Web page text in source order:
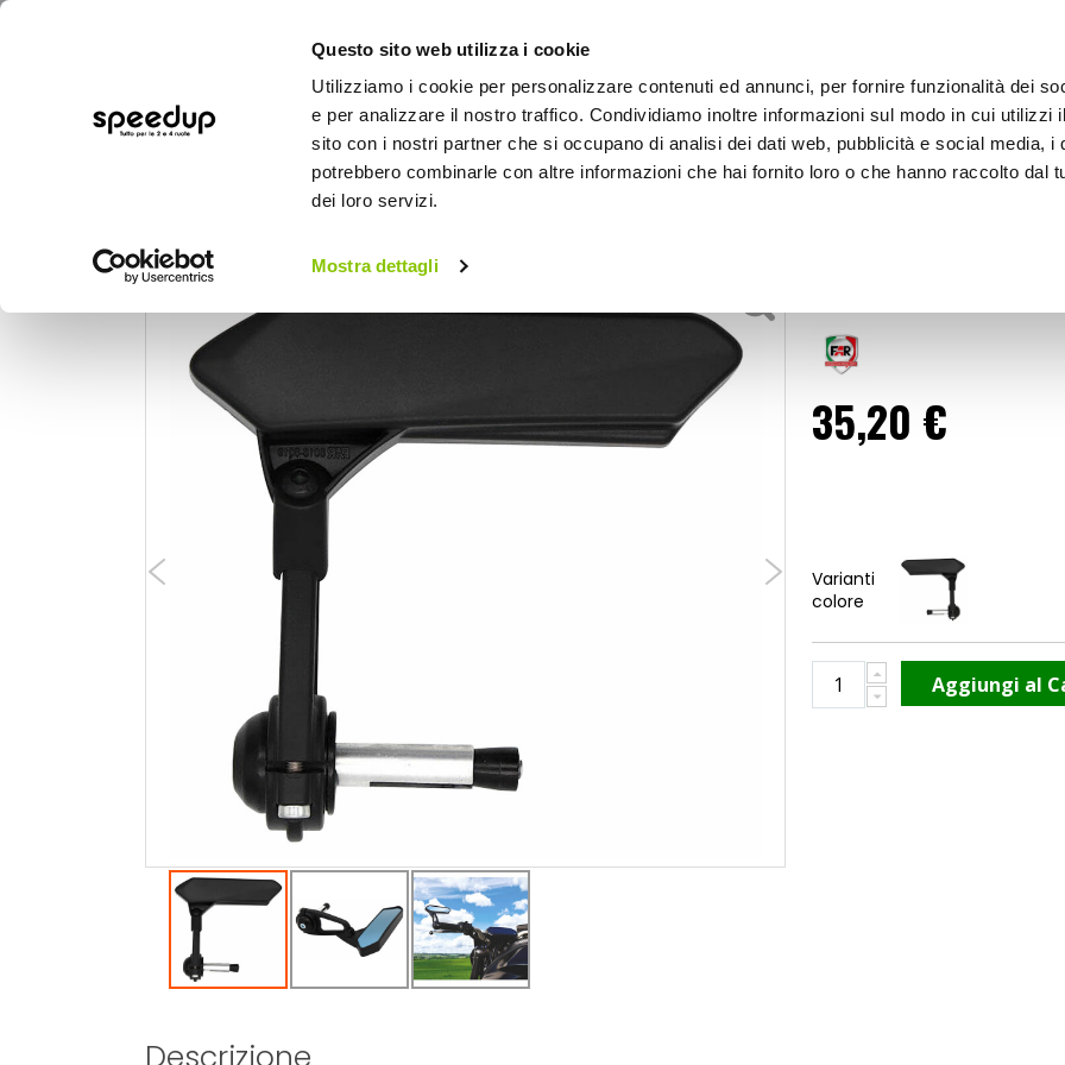
Questo sito web utilizza i cookie
Utilizziamo i cookie per personalizzare contenuti ed annunci, per fornire funzionalità dei
e per analizzare il nostro traffico. Condividiamo inoltre informazioni sul modo in cui utilizzi
sito con i nostri partner che si occupano di analisi dei dati web, pubblicità e social media, i
potrebbero combinarle con altre informazioni che hai fornito loro o che hanno raccolto dal
dei loro servizi.
Mostra dettagli
BICI OUTDOOR
Home
35,20 €
Varianti
colore
Aggiungi al